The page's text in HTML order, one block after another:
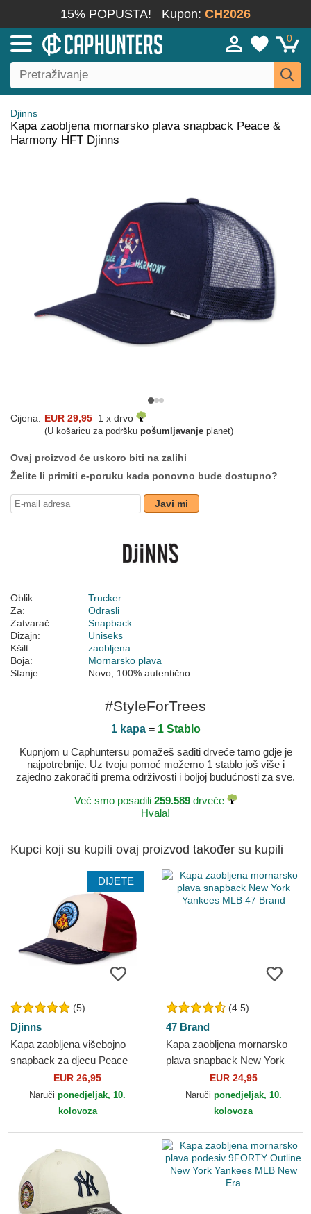
15% POPUSTA! Kupon: CH2026
0
Djinns
Kapa zaobljena mornarsko plava snapback Peace &
Harmony HFT Djinns
Cijena: EUR 29,95 1 x drvo
(U košaricu za podršku pošumljavanje planet)
Ovaj proizvod će uskoro biti na zalihi
Želite li primiti e-poruku kada ponovno bude dostupno?
Javi mi
Oblik:
Trucker
Za:
Odrasli
Zatvarač:
Snapback
Dizajn:
Uniseks
Kšilt:
zaobljena
Boja:
Mornarsko plava
Stanje:
Novo; 100% autentično
#StyleForTrees
1 kapa= 1 Stablo
Kupnjom u Caphuntersu pomažeš saditi drveće tamo gdje je
najpotrebnije. Uz tvoju pomoć možemo 1 stablo još više i
zajedno zakoračiti prema održivosti i boljoj budućnosti za sve.
Već smo posadili 259.589drveće
Hvala!
Kupci koji su kupili ovaj proizvod također su kupili
DIJETE
(5)
Djinns
Kapa zaobljena višebojno
snapback za djecu Peace
Pizza Food Djinns
EUR 26,95
Naruči ponedjeljak, 10.
kolovoza
(4.5)
47 Brand
Kapa zaobljena mornarsko
plava snapback New York
Yankees MLB 47 Brand
EUR 24,95
Naruči ponedjeljak, 10.
kolovoza